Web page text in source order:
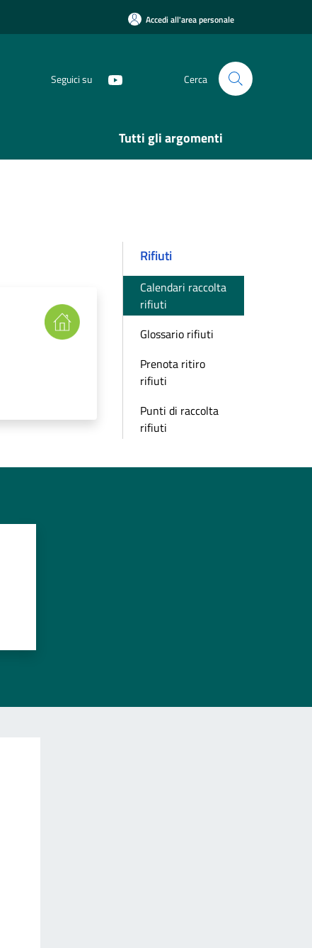
Accedi all'area personale
Seguici su Cerca
Tutti gli argomenti
Rifiuti
Calendari raccolta
rifiuti
Glossario rifiuti
Prenota ritiro
rifiuti
Punti di raccolta
rifiuti